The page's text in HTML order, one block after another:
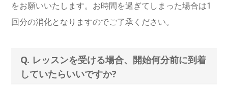
をお願いいたします。お時間を過ぎてしまった場合は1
回分の消化となりますのでご了承ください。
Q. レッスンを受ける場合、開始何分前に到着
していたらいいですか?